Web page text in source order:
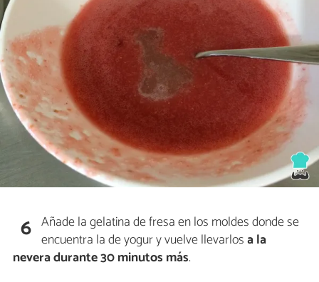
6 Añade la gelatina de fresa en los moldes donde se
encuentra la de yogur y vuelve llevarlosa la
nevera durante 30 minutos más.